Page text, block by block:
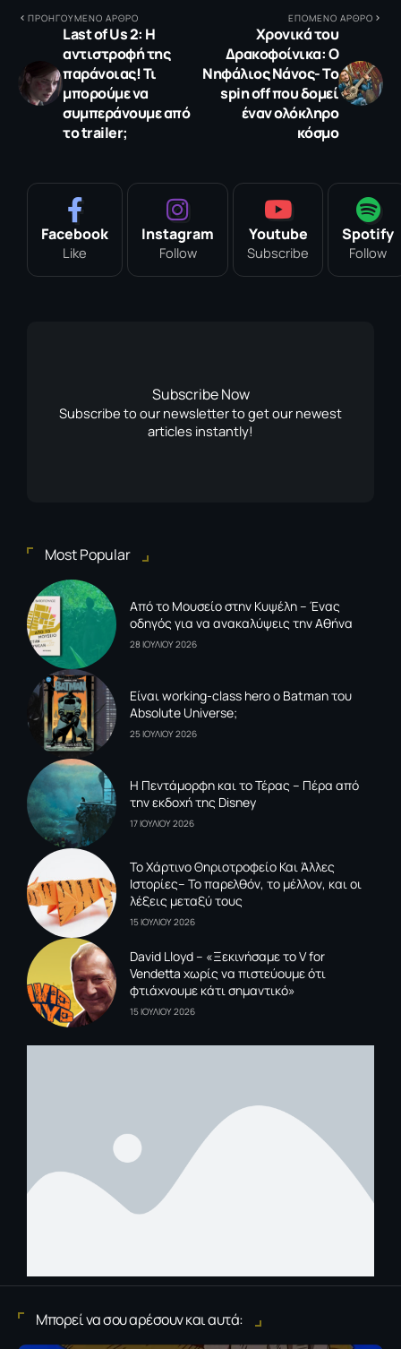
ΠΡΟΗΓΟΥΜΕΝΟ ΑΡΘΡΟ
Last of Us 2: H
αντιστροφή της
παράνοιας! Τι
μπορούμε να
συμπεράνουμε από
το trailer;
ΕΠΟΜΕΝΟ ΑΡΘΡΟ
Χρονικά του
Δρακοφοίνικα: Ο
Νηφάλιος Νάνος- Το
spin off που δομεί
έναν ολόκληρο
κόσμο
Facebook
Like
Instagram
Follow
Youtube
Subscribe
Spotify
Follow
Subscribe Now
Subscribe to our newsletter to get our newest
articles instantly!
Most Popular
Από το Μουσείο στην Κυψέλη – Ένας
οδηγός για να ανακαλύψεις την Αθήνα
28 ΙΟΥΛΙΟΥ 2026
Είναι working-class hero ο Batman του
Absolute Universe;
25 ΙΟΥΛΙΟΥ 2026
Η Πεντάμορφη και το Τέρας – Πέρα από
την εκδοχή της Disney
17 ΙΟΥΛΙΟΥ 2026
To Xάρτινο Θηριοτροφείο Και Άλλες
Ιστορίες– Το παρελθόν, το μέλλον, και οι
λέξεις μεταξύ τους
15 ΙΟΥΛΙΟΥ 2026
David Lloyd – «Ξεκινήσαμε το V for
Vendetta χωρίς να πιστεύουμε ότι
φτιάχνουμε κάτι σημαντικό»
15 ΙΟΥΛΙΟΥ 2026
Μπορεί να σου αρέσουν και αυτά: